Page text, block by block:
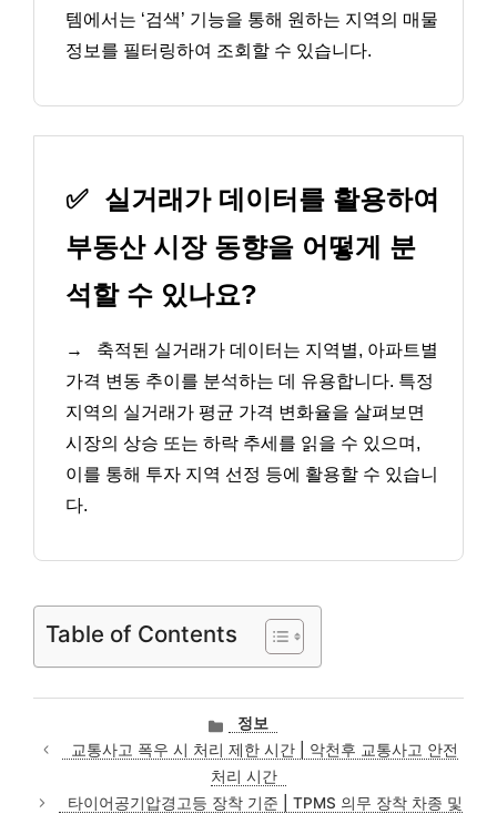
템에서는 ‘검색’ 기능을 통해 원하는 지역의 매물
정보를 필터링하여 조회할 수 있습니다.
✅ 실거래가 데이터를 활용하여
부동산 시장 동향을 어떻게 분
석할 수 있나요?
→
축적된 실거래가 데이터는 지역별, 아파트별
가격 변동 추이를 분석하는 데 유용합니다. 특정
지역의 실거래가 평균 가격 변화율을 살펴보면
시장의 상승 또는 하락 추세를 읽을 수 있으며,
이를 통해 투자 지역 선정 등에 활용할 수 있습니
다.
Table of Contents
카
테
고
리
정보
교통사고 폭우 시 처리 제한 시간 | 악천후 교통사고 안전
처리 시간
타이어공기압경고등 장착 기준 | TPMS 의무 장착 차종 및